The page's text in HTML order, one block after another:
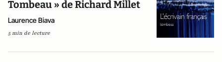
Tombeau » de Richard Millet
Laurence Biava
5 min de lecture